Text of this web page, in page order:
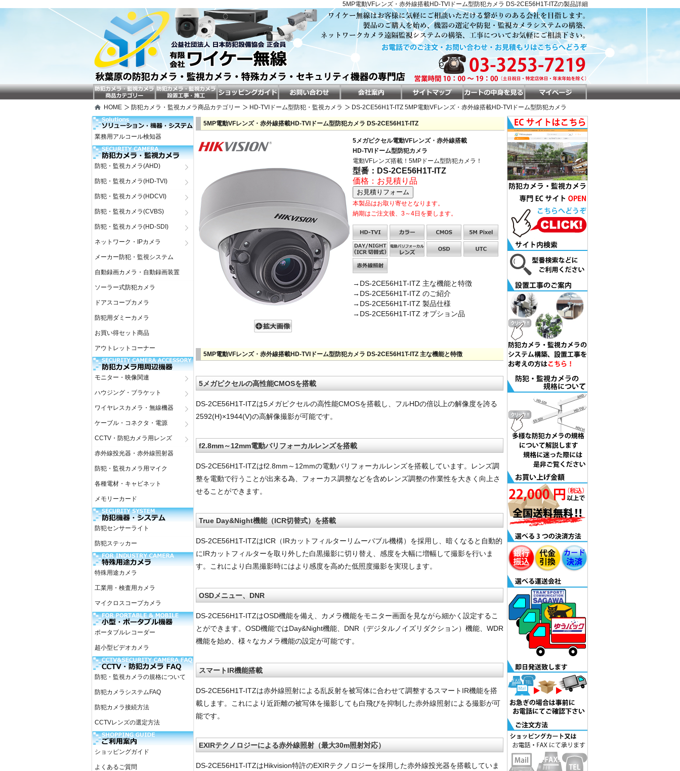
5MP電動VFレンズ・赤外線搭載HD-TVIドーム型防犯カメラ DS-2CE56H1T-ITZの製品詳細
HOME 防犯カメラ・監視カメラ商品カテゴリー HD-TVIドーム型防犯・監視カメラ DS-2CE56H1T-ITZ 5MP電動VFレンズ・赤外線搭載HD-TVIドーム型防犯カメラ
5MP電動VFレンズ・赤外線搭載HD-TVIドーム型防犯カメラ DS-2CE56H1T-ITZ
5メガピクセル電動VFレンズ・赤外線搭載
HD-TVIドーム型防犯カメラ
電動VFレンズ搭載！5MPドーム型防犯カメラ！
型番：DS-2CE56H1T-ITZ
価格：お見積り品
本製品はお取り寄せとなります。
納期はご注文後、3～4日を要します。
→DS-2CE56H1T-ITZ 主な機能と特徴
→DS-2CE56H1T-ITZ のご紹介
→DS-2CE56H1T-ITZ 製品仕様
→DS-2CE56H1T-ITZ オプション品
5MP電動VFレンズ・赤外線搭載HD-TVIドーム型防犯カメラ DS-2CE56H1T-ITZ 主な機能と特徴
5メガピクセルの高性能CMOSを搭載
DS-2CE56H1T-ITZは5メガピクセルの高性能CMOSを搭載し、フルHDの倍以上の解像度を誇る
2592(H)×1944(V)の高解像撮影が可能です。
f2.8mm～12mm電動バリフォーカルレンズを搭載
DS-2CE56H1T-ITZはf2.8mm～12mmの電動バリフォーカルレンズを搭載しています。レンズ調
整を電動で行うことが出来る為、フォーカス調整などを含めレンズ調整の作業性を大きく向上さ
せることができます。
True Day&Night機能（ICR切替式）を搭載
DS-2CE56H1T-ITZはICR（IRカットフィルターリムーバブル機構）を採用し、暗くなると自動的
にIRカットフィルターを取り外した白黒撮影に切り替え、感度を大幅に増幅して撮影を行いま
す。これにより白黒撮影時にはより感度を高めた低照度撮影を実現します。
OSDメニュー、DNR
DS-2CE56H1T-ITZはOSD機能を備え、カメラ機能をモニター画面を見ながら細かく設定するこ
とができます。OSD機能ではDay&Night機能、DNR（デジタルノイズリダクション）機能、WDR
機能を始め、様々なカメラ機能の設定が可能です。
スマートIR機能搭載
DS-2CE56H1T-ITZは赤外線照射による乱反射を被写体に合わせて調整するスマートIR機能を搭
載します。これにより近距離の被写体を撮影しても白飛びを抑制した赤外線照射による撮影が可
能です。
EXIRテクノロジーによる赤外線照射（最大30m照射対応）
DS-2CE56H1T-ITZはHikvision特許のEXIRテクノロジーを採用した赤外線投光器を搭載していま
業務用アルコール検知器
防犯・監視カメラ(AHD)
防犯・監視カメラ(HD-TVI)
防犯・監視カメラ(HDCVI)
防犯・監視カメラ(CVBS)
防犯・監視カメラ(HD-SDI)
ネットワーク・IPカメラ
メーカー防犯・監視システム
自動録画カメラ・自動録画装置
ソーラー式防犯カメラ
ドアスコープカメラ
防犯用ダミーカメラ
お買い得セット商品
アウトレットコーナー
モニター・映像関連
ハウジング・ブラケット
ワイヤレスカメラ・無線機器
ケーブル・コネクタ・電源
CCTV・防犯カメラ用レンズ
赤外線投光器・赤外線照射器
防犯・監視カメラ用マイク
各種電材・キャビネット
メモリーカード
防犯センサーライト
防犯ステッカー
特殊用途カメラ
工業用・検査用カメラ
マイクロスコープカメラ
ポータブルレコーダー
超小型ビデオカメラ
防犯・監視カメラの規格について
防犯カメラシステムFAQ
防犯カメラ接続方法
CCTVレンズの選定方法
ショッピングガイド
よくあるご質問